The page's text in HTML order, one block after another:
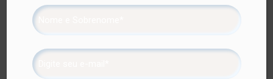
Utilidades Domésticas Tags:FACA CHURRASCO,
FAQUEIROS